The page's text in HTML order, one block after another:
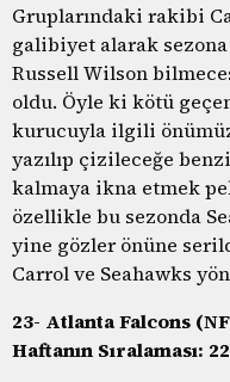
Gruplarındaki rakibi
galibiyet alarak sezona
Russell Wilson
oldu. Öyle ki kötü
kurucuyla ilgili
yazılıp çizileceğe
kalmaya ikna etmek
özellikle bu sezonda
yine gözler önüne
Carrol ve Seahawks
23- Atlanta Falcons
Haftanın Sıralaması: 22